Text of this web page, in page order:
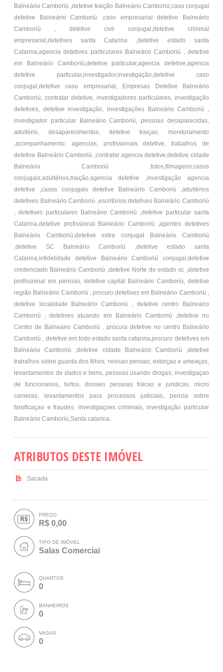
Balneário Camboriú ,detetive traição Balneário Camboriú,caso conjugal
detetive Balneário Camboriú ,caso empresarial detetive Balneário
Camboriú , detetive civil conjugal,detetive criminal
empresarial,detetives santa Catarina ,detetive estado santa
Catarina,agencia detetives particulares Balneário Camboriú , detetive
em Balneário Camboriú,detetive particular,agencia detetive,agencia
detetive particular,investigador,investigação,detetive caso
conjugal,detetive caso empresarial, Empresas Detetive Balneário
Camboriú, contratar detetive, investigadores particulares, investigação
detetives, detetive investigação, investigações Balneário Camboriú ,
investigador particular Balneário Camboriú, pessoas desaparecidas,
adultério, desaparecimentos, detetive traiçao, monitoramento
,acompanhamento, agencias, profissionais detetive, trabalhos de
detetive Balneário Camboriú ,contratar agencia detetive,detetive cidade
Balneário Camboriú ,fotos,filmagens,casos
conjugais,adultérios,traição,agencia detetive ,investigação agencia
detetive ,casos conjugais detetive Balneário Camboriú ,adultérios
detetives Balneário Camboriú ,escritórios detetives Balneário Camboriú
, detetives particulares Balneário Camboriú ,detetive particular santa
Catarina,detetive profissional Balneário Camboriú ,agentes detetives
Balneário Camboriú,detetive extra conjugal Balneário Camboriú
,detetive SC Balneário Camboriú ,detetive estado santa
Catarina,infidelidade detetive Balneário Camboriú conjugal,detetive
credenciado Balneário Camboriú ,detetive Norte do estado sc ,detetive
profissional em pericias, detetive capital Balneário Camboriú, detetive
região Balneário Camboriú , procuro detetives em Balneário Camboriú ,
detetive localidade Balneário Camboriú , detetive centro Balneário
Camboriú , detetives atuando em Balneário Camboriú ,detetive no
Centro de Balneário Camboriú , procura detetive no centro Balneário
Camboriú , detetive em todo estado santa catarina,procuro detetives em
Balneário Camboriú ,detetive cidade Balneário Camboriú ,detetive
trabalhos sobre guarda dos filhos, revisao pensao, extorçao e ameaças,
levantamentos de dados e bens, pessoas usando drogas, investigaçao
de funcionarios, furtos, dossies pessoas fisicas e juridicas, micro
cameras, levantamentos para processos judiciais, pericia sobre
falsificaçao e fraudes, investigaçoes criminais, investigação particular
Balneário Camboriú,Santa catarina.
ATRIBUTOS DESTE IMÓVEL
Sacada
PREÇO
R$ 0,00
TIPO DE IMÓVEL
Salas Comerciai
QUARTOS
0
BANHEIROS
0
VAGAS
0